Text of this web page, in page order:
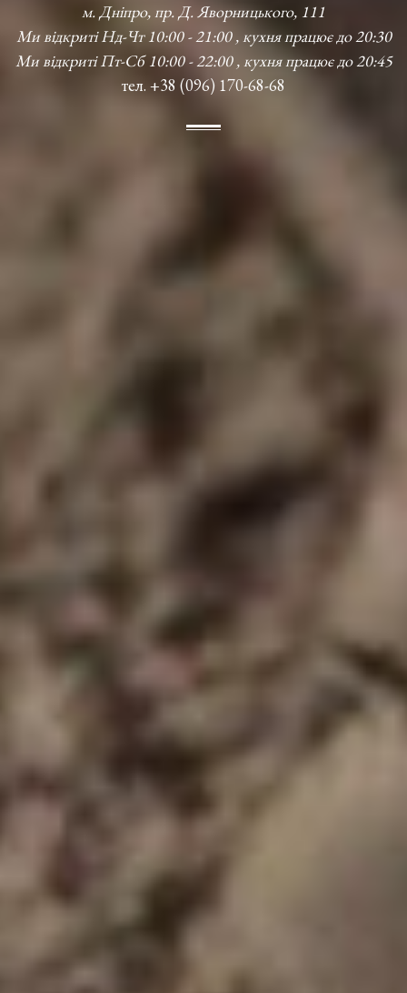
м. Дніпро, пр. Д. Яворницького, 111
Ми відкриті Нд-Чт 10:00 - 21:00 , кухня працює до 20:30
Ми відкриті Пт-Сб 10:00 - 22:00 , кухня працює до 20:45
тел. +38 (096) 170-68-68